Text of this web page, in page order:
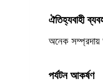
ঐতিহ্যবাহী
অনেক সম্প্রদায়
পর্যটন আকর্ষণ